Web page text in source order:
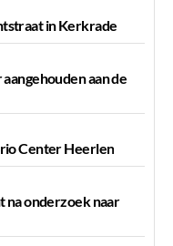
in Kerkrade
aan de
Center Heerlen
na onderzoek naar